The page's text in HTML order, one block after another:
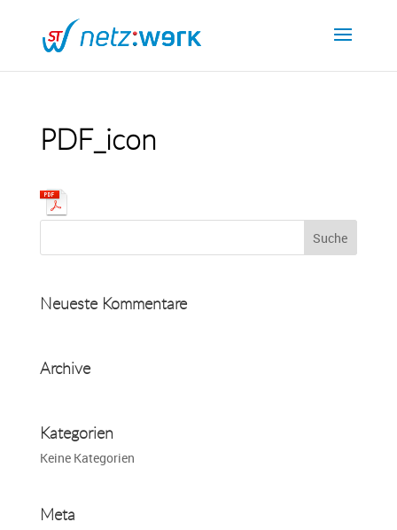
PDF_icon
Neueste Kommentare
Archive
Kategorien
Keine Kategorien
Meta